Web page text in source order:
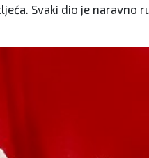
Svaki dio je naravno